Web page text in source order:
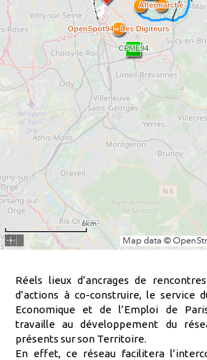
Réels lieux d’ancrages de
d’actions à co-construire, le service
Economique et de l’Emploi de
travaille au développement du
présents sur son Territoire.
En effet, ce réseau facilitera